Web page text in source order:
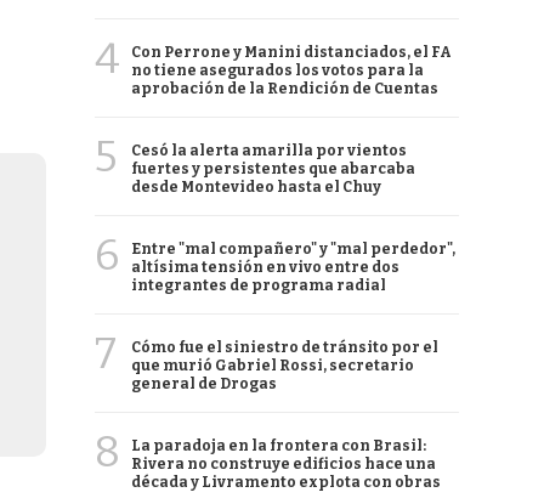
4
Con Perrone y Manini distanciados, el FA
no tiene asegurados los votos para la
aprobación de la Rendición de Cuentas
5
Cesó la alerta amarilla por vientos
fuertes y persistentes que abarcaba
desde Montevideo hasta el Chuy
6
Entre "mal compañero" y "mal perdedor",
altísima tensión en vivo entre dos
integrantes de programa radial
7
Cómo fue el siniestro de tránsito por el
que murió Gabriel Rossi, secretario
general de Drogas
8
La paradoja en la frontera con Brasil:
Rivera no construye edificios hace una
década y Livramento explota con obras